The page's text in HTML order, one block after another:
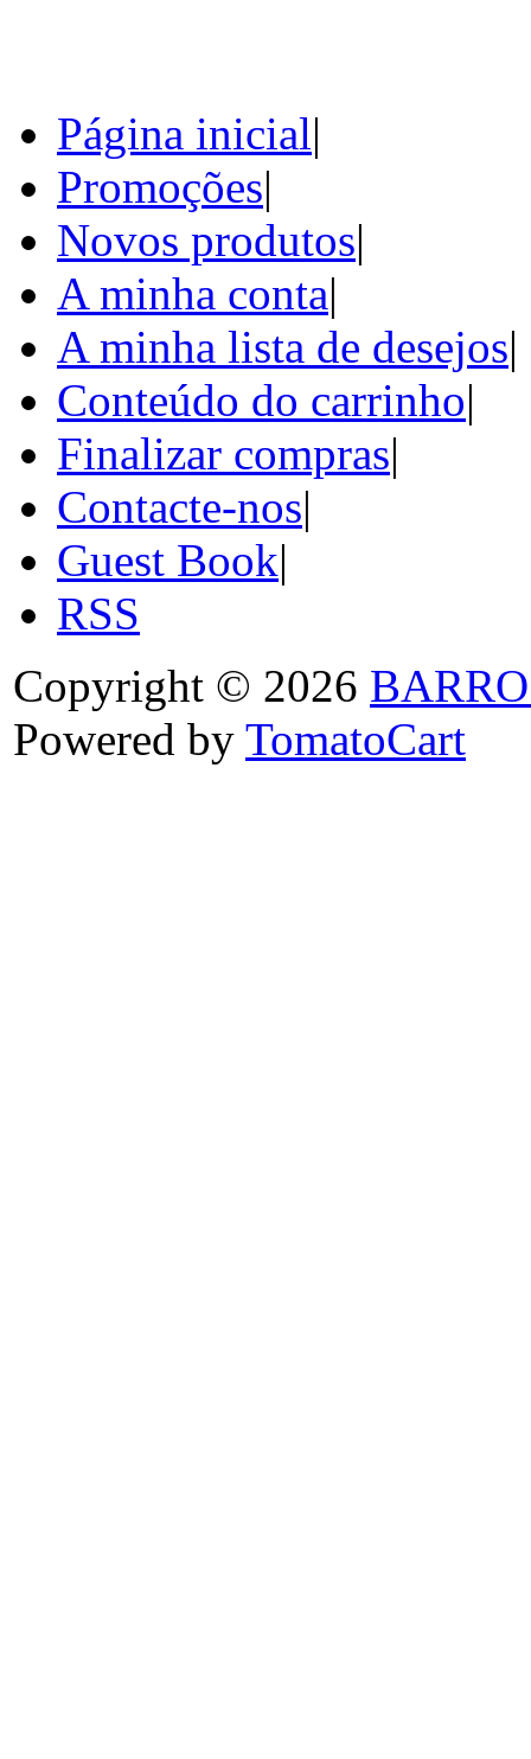
Página inicial|
Promoções|
Novos produtos|
A minha conta|
A minha lista de desejos|
Conteúdo do carrinho|
Finalizar compras|
Contacte-nos|
Guest Book|
RSS
Copyright © 2026
Powered by TomatoCart